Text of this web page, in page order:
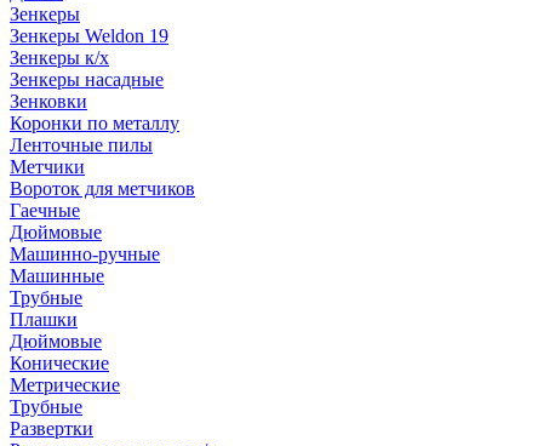
Зенкеры
Зенкеры Weldon 19
Зенкеры к/х
Зенкеры насадные
Зенковки
Коронки по металлу
Ленточные пилы
Метчики
Вороток для метчиков
Гаечные
Дюймовые
Машинно-ручные
Машинные
Трубные
Плашки
Дюймовые
Конические
Метрические
Трубные
Развертки